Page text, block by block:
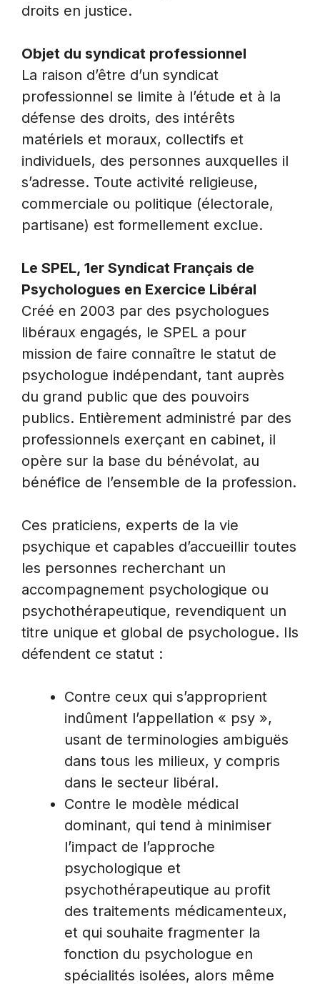
droits en justice.
Objet du syndicat professionnel
La raison d’être d’un syndicat
professionnel se limite à l’étude et à la
défense des droits, des intérêts
matériels et moraux, collectifs et
individuels, des personnes auxquelles il
s’adresse. Toute activité religieuse,
commerciale ou politique (électorale,
partisane) est formellement exclue.
Le SPEL, 1er Syndicat Français de
Psychologues en Exercice Libéral
Créé en 2003 par des psychologues
libéraux engagés, le SPEL a pour
mission de faire connaître le statut de
psychologue indépendant, tant auprès
du grand public que des pouvoirs
publics. Entièrement administré par des
professionnels exerçant en cabinet, il
opère sur la base du bénévolat, au
bénéfice de l’ensemble de la profession.
Ces praticiens, experts de la vie
psychique et capables d’accueillir toutes
les personnes recherchant un
accompagnement psychologique ou
psychothérapeutique, revendiquent un
titre unique et global de psychologue. Ils
défendent ce statut :
Contre ceux qui s’approprient
indûment l’appellation « psy »,
usant de terminologies ambiguës
dans tous les milieux, y compris
dans le secteur libéral.
Contre le modèle médical
dominant, qui tend à minimiser
l’impact de l’approche
psychologique et
psychothérapeutique au profit
des traitements médicamenteux,
et qui souhaite fragmenter la
fonction du psychologue en
spécialités isolées, alors même